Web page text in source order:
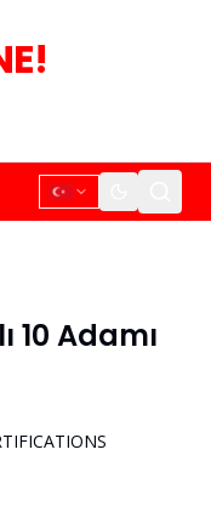
10 Adamı